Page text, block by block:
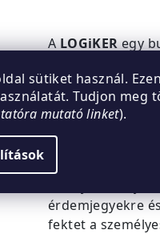
sütiket használ.
Tudjon meg
mutató linket).
ALOGiKERegy
profilja a
kereskedelmi
érettségihez
Bár sok
más
vizsgahelyzet
befolyásolhatja
érdemjegyekre
fektet a